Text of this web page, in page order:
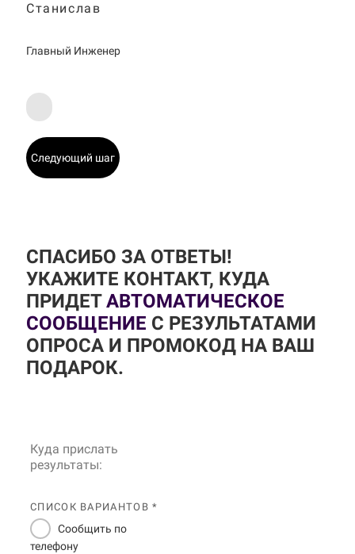
Станислав
Главный Инженер
Следующий шаг
СПАСИБО ЗА ОТВЕТЫ!
УКАЖИТЕ КОНТАКТ, КУДА
ПРИДЕТАВТОМАТИЧЕСКОЕ
СООБЩЕНИЕ С РЕЗУЛЬТАТАМИ
ОПРОСА И ПРОМОКОД НА ВАШ
ПОДАРОК.
Куда прислать
результаты:
СПИСОК ВАРИАНТОВ *
Сообщить по
телефону